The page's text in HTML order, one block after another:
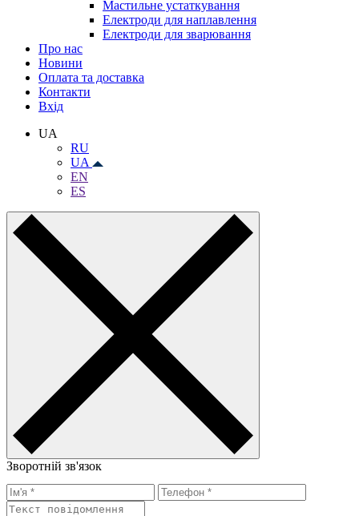
Мастильне устаткування
Електроди для наплавлення
Електроди для зварювання
Про нас
Новини
Оплата та доставка
Контакти
Вхiд
UA
RU
UA
EN
ES
Зворотній зв'язок